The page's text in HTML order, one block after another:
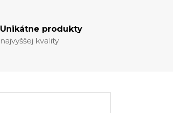
Unikátne produkty
najvyššej kvality